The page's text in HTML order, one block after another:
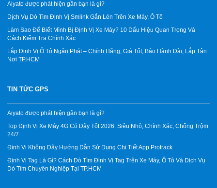
Aiyato được phát hiện gần bạn là gì?
Dịch Vụ Dò Tìm Định Vị Smlink Gắn Lén Trên Xe Máy, Ô Tô
Làm Sao Để Biết Mình Bị Định Vị Xe Máy? 10 Dấu Hiệu Quan Trọng Và
Cách Kiểm Tra Chính Xác
Lắp Định Vị Ô Tô Ngân Phát – Chính Hãng, Giá Tốt, Bảo Hành Dài, Lắp Tận
Nơi TP.HCM
TIN TỨC GPS
Aiyato được phát hiện gần bạn là gì?
Top Định Vị Xe Máy 4G Có Dây Tốt 2026: Siêu Nhỏ, Chính Xác, Chống Trộm
24/7
Định Vị Không Dây Hướng Dẫn Sử Dụng Chi Tiết App Protrack
Định Vị Tag Là Gì? Cách Dò Tìm Định Vị Tag Trên Xe Máy, Ô Tô Và Dịch Vụ
Dò Tìm Chuyên Nghiệp Tại TP.HCM